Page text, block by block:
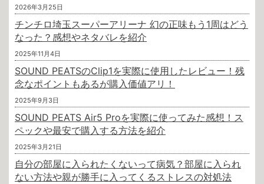
2026年3月25日
チンチロ埼玉スーパーアリーナ 幻の正味もう1周はどう
なった？感想やネタバレを紹介
2025年11月4日
SOUND PEATSのClip1を実際に使用したレビュー！残
念なポイントもあるが購入価値アリ！
2025年9月3日
SOUND PEATS Air5 Proを実際に使ってみた感想！ス
ペックや最安で購入する方法を紹介
2025年3月21日
自分の部屋に入られたくないって病気？部屋に入られ
ない方法や親が勝手に入ってくるストレスの対処法